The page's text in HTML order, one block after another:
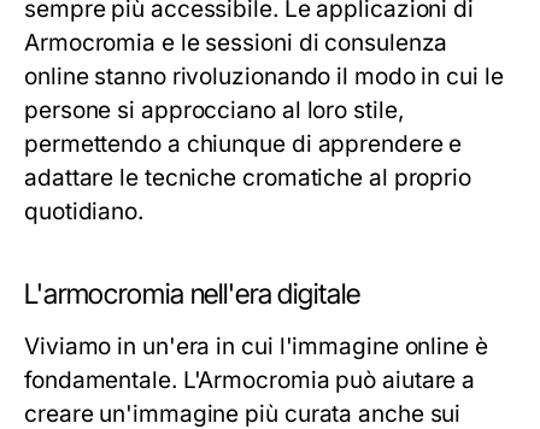
sempre più accessibile. Le applicazioni di
Armocromia e le sessioni di consulenza
online stanno rivoluzionando il modo in cui le
persone si approcciano al loro stile,
permettendo a chiunque di apprendere e
adattare le tecniche cromatiche al proprio
quotidiano.
L'armocromia nell'era digitale
Viviamo in un'era in cui l'immagine online è
fondamentale. L'Armocromia può aiutare a
creare un'immagine più curata anche sui